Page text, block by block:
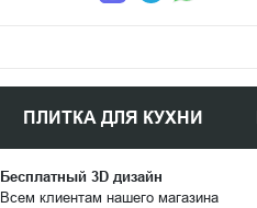
ПЛИТКА ДЛЯ КУХНИ
Бесплатный 3D дизайн
Всем клиентам нашего магазина